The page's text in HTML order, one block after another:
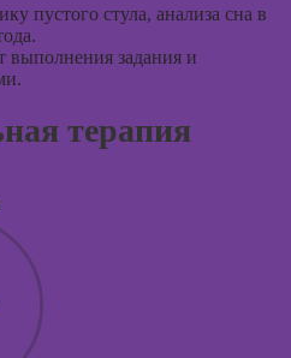
пустого стула, анализа сна в
выполнения задания и
терапия